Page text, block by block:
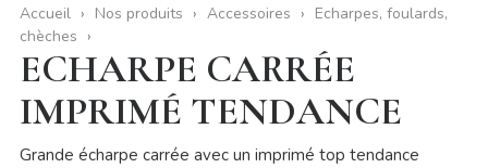
Accueil Nos produits Accessoires
Echarpes, foulards,
chèches
ECHARPE CARRÉE
IMPRIMÉ TENDANCE
Grande écharpe carrée avec un imprimé top tendance